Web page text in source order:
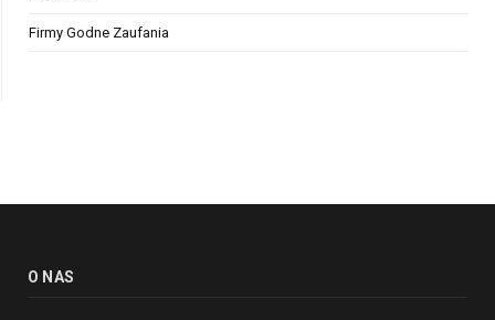
Firmy Godne Zaufania
O NAS